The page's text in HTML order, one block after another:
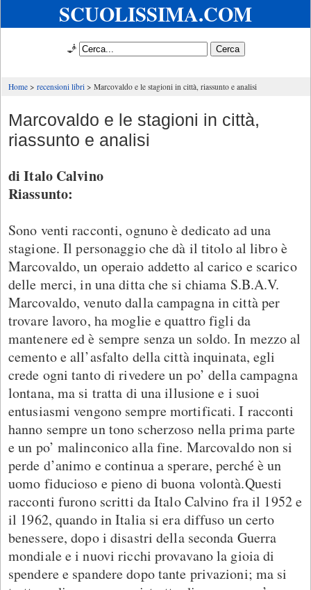
SCUOLISSIMA.COM
🧞
Home recensioni libri Marcovaldo e le stagioni in città, riassunto e analisi
Marcovaldo e le stagioni in città,
riassunto e analisi
di Italo Calvino
Riassunto:
Sono venti racconti, ognuno è dedicato ad una
stagione. Il personaggio che dà il titolo al libro è
Marcovaldo, un operaio addetto al carico e scarico
delle merci, in una ditta che si chiama S.B.A.V.
Marcovaldo, venuto dalla campagna in città per
trovare lavoro, ha moglie e quattro figli da
mantenere ed è sempre senza un soldo. In mezzo al
cemento e all’asfalto della città inquinata, egli
crede ogni tanto di rivedere un po’ della campagna
lontana, ma si tratta di una illusione e i suoi
entusiasmi vengono sempre mortificati. I racconti
hanno sempre un tono scherzoso nella prima parte
e un po’ malinconico alla fine. Marcovaldo non si
perde d’animo e continua a sperare, perché è un
uomo fiducioso e pieno di buona volontà.Questi
racconti furono scritti da Italo Calvino fra il 1952 e
il 1962, quando in Italia si era diffuso un certo
benessere, dopo i disastri della seconda Guerra
mondiale e i nuovi ricchi provavano la gioia di
spendere e spandere dopo tante privazioni; ma si